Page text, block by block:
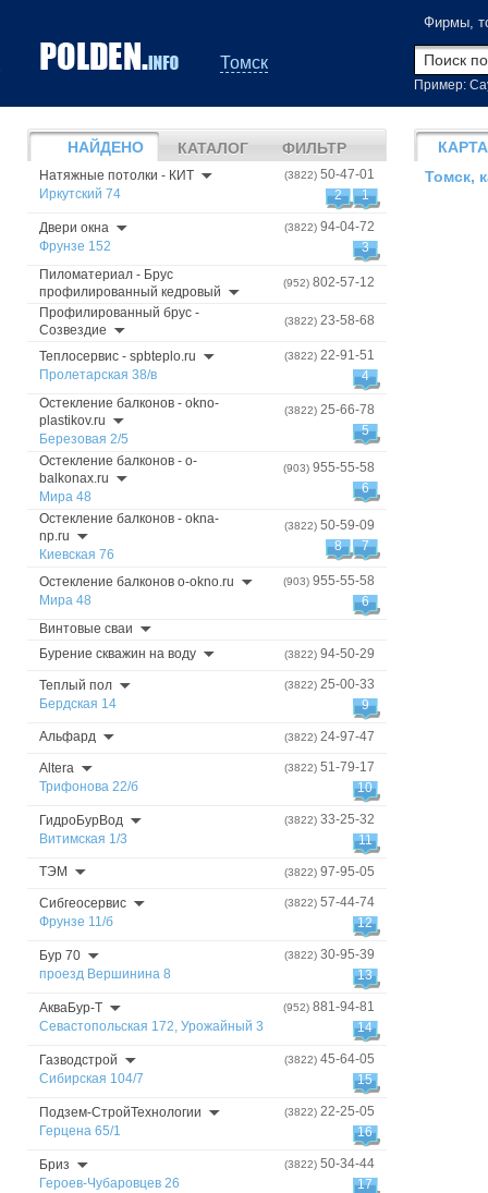
Томск
Фирмы,
Пример:
НАЙДЕНО КАТАЛОГ ФИЛЬТР
Натяжные потолки - КИТ
Иркутский 74
(3822) 50-47-01
1
2
Двери окна
Фрунзе 152
(3822) 94-04-72
3
Пиломатериал - Брус
профилированный кедровый
(952) 802-57-12
Профилированный брус -
Созвездие
(3822) 23-58-68
Теплосервис - spbteplo.ru
Пролетарская 38/в
(3822) 22-91-51
4
Остекление балконов - okno-
plastikov.ru
Березовая 2/5
(3822) 25-66-78
5
Остекление балконов - o-
balkonax.ru
Мира 48
(903) 955-55-58
6
Остекление балконов - okna-
np.ru
Киевская 76
(3822) 50-59-09
7
8
Остекление балконов o-okno.ru
Мира 48
(903) 955-55-58
6
Винтовые сваи
Бурение скважин на воду
(3822) 94-50-29
Теплый пол
Бердская 14
(3822) 25-00-33
9
Альфард (3822) 24-97-47
Altera
Трифонова 22/б
(3822) 51-79-17
10
ГидроБурВод
Витимская 1/3
(3822) 33-25-32
11
ТЭМ (3822) 97-95-05
Сибгеосервис
Фрунзе 11/б
(3822) 57-44-74
12
Бур 70
проезд Вершинина 8
(3822) 30-95-39
13
АкваБур-Т
Севастопольская 172, Урожайный 3
(952) 881-94-81
14
Газводстрой
Сибирская 104/7
(3822) 45-64-05
15
Подзем-СтройТехнологии
Герцена 65/1
(3822) 22-25-05
16
Бриз
Героев-Чубаровцев 26
(3822) 50-34-44
17
КАРТА
Томск,